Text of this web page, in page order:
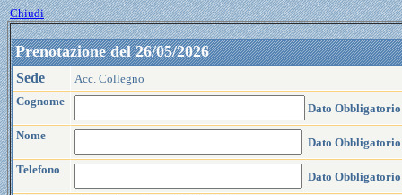
Chiudi
Prenotazione del 26/05/2026
Sede
Acc. Collegno
Cognome
Dato
Nome
Dato
Telefono
Dato